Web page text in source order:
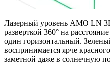
Лазерный уровень AMO LN
разверткой 360° на
один горизонтальный.
воспринимается ярче
заметной даже в солнечную